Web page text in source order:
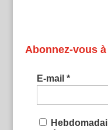
Abonnez-vous
E-mail *